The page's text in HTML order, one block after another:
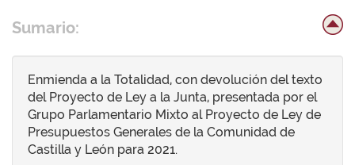
Sumario:
Enmienda a la Totalidad, con devolución del texto
del Proyecto de Ley a la Junta, presentada por el
Grupo Parlamentario Mixto al Proyecto de Ley de
Presupuestos Generales de la Comunidad de
Castilla y León para 2021.